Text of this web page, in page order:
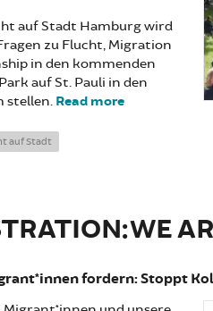
auf Stadt Hamburg wird
zu Flucht, Migration
in den kommenden
auf St. Pauli in den
stellen. Read more about
auf Stadt
WE
fordern: Stoppt